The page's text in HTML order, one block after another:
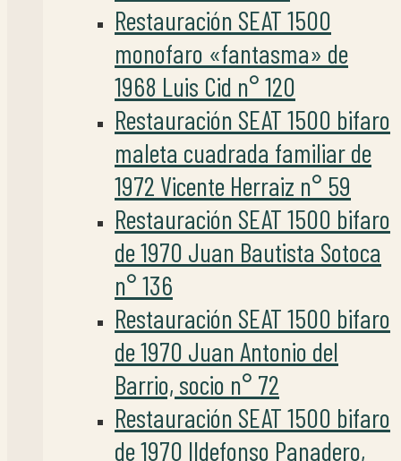
Restauración SEAT 1500
monofaro «fantasma» de
1968 Luis Cid n° 120
Restauración SEAT 1500 bifaro
maleta cuadrada familiar de
1972 Vicente Herraiz n° 59
Restauración SEAT 1500 bifaro
de 1970 Juan Bautista Sotoca
n° 136
Restauración SEAT 1500 bifaro
de 1970 Juan Antonio del
Barrio, socio n° 72
Restauración SEAT 1500 bifaro
de 1970 Ildefonso Panadero,